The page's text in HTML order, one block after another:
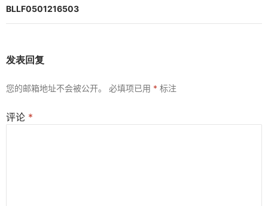
航
BLLF0501216503
发表回复
您的邮箱地址不会被公开。 必填项已用 * 标注
评论 *